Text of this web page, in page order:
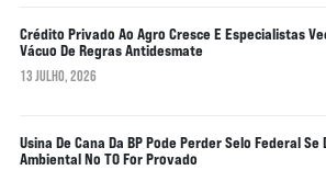
Crédito Privado Ao Agro Cresce E Especialistas
Vácuo De Regras Antidesmate
13 JULHO, 2026
Usina De Cana Da BP Pode Perder Selo Federal Se
Ambiental No TO For Provado